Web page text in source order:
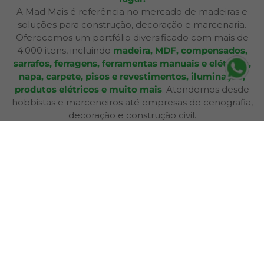
A Mad Mais é referência no mercado de madeiras e
soluções para construção, decoração e marcenaria.
Oferecemos um portfólio diversificado com mais de
4.000 itens, incluindo madeira, MDF, compensados,
sarrafos, ferragens, ferramentas manuais e elétricas,
napa, carpete, pisos e revestimentos, iluminação,
produtos elétricos e muito mais. Atendemos desde
hobbistas e marceneiros até empresas de cenografia,
decoração e construção civil.